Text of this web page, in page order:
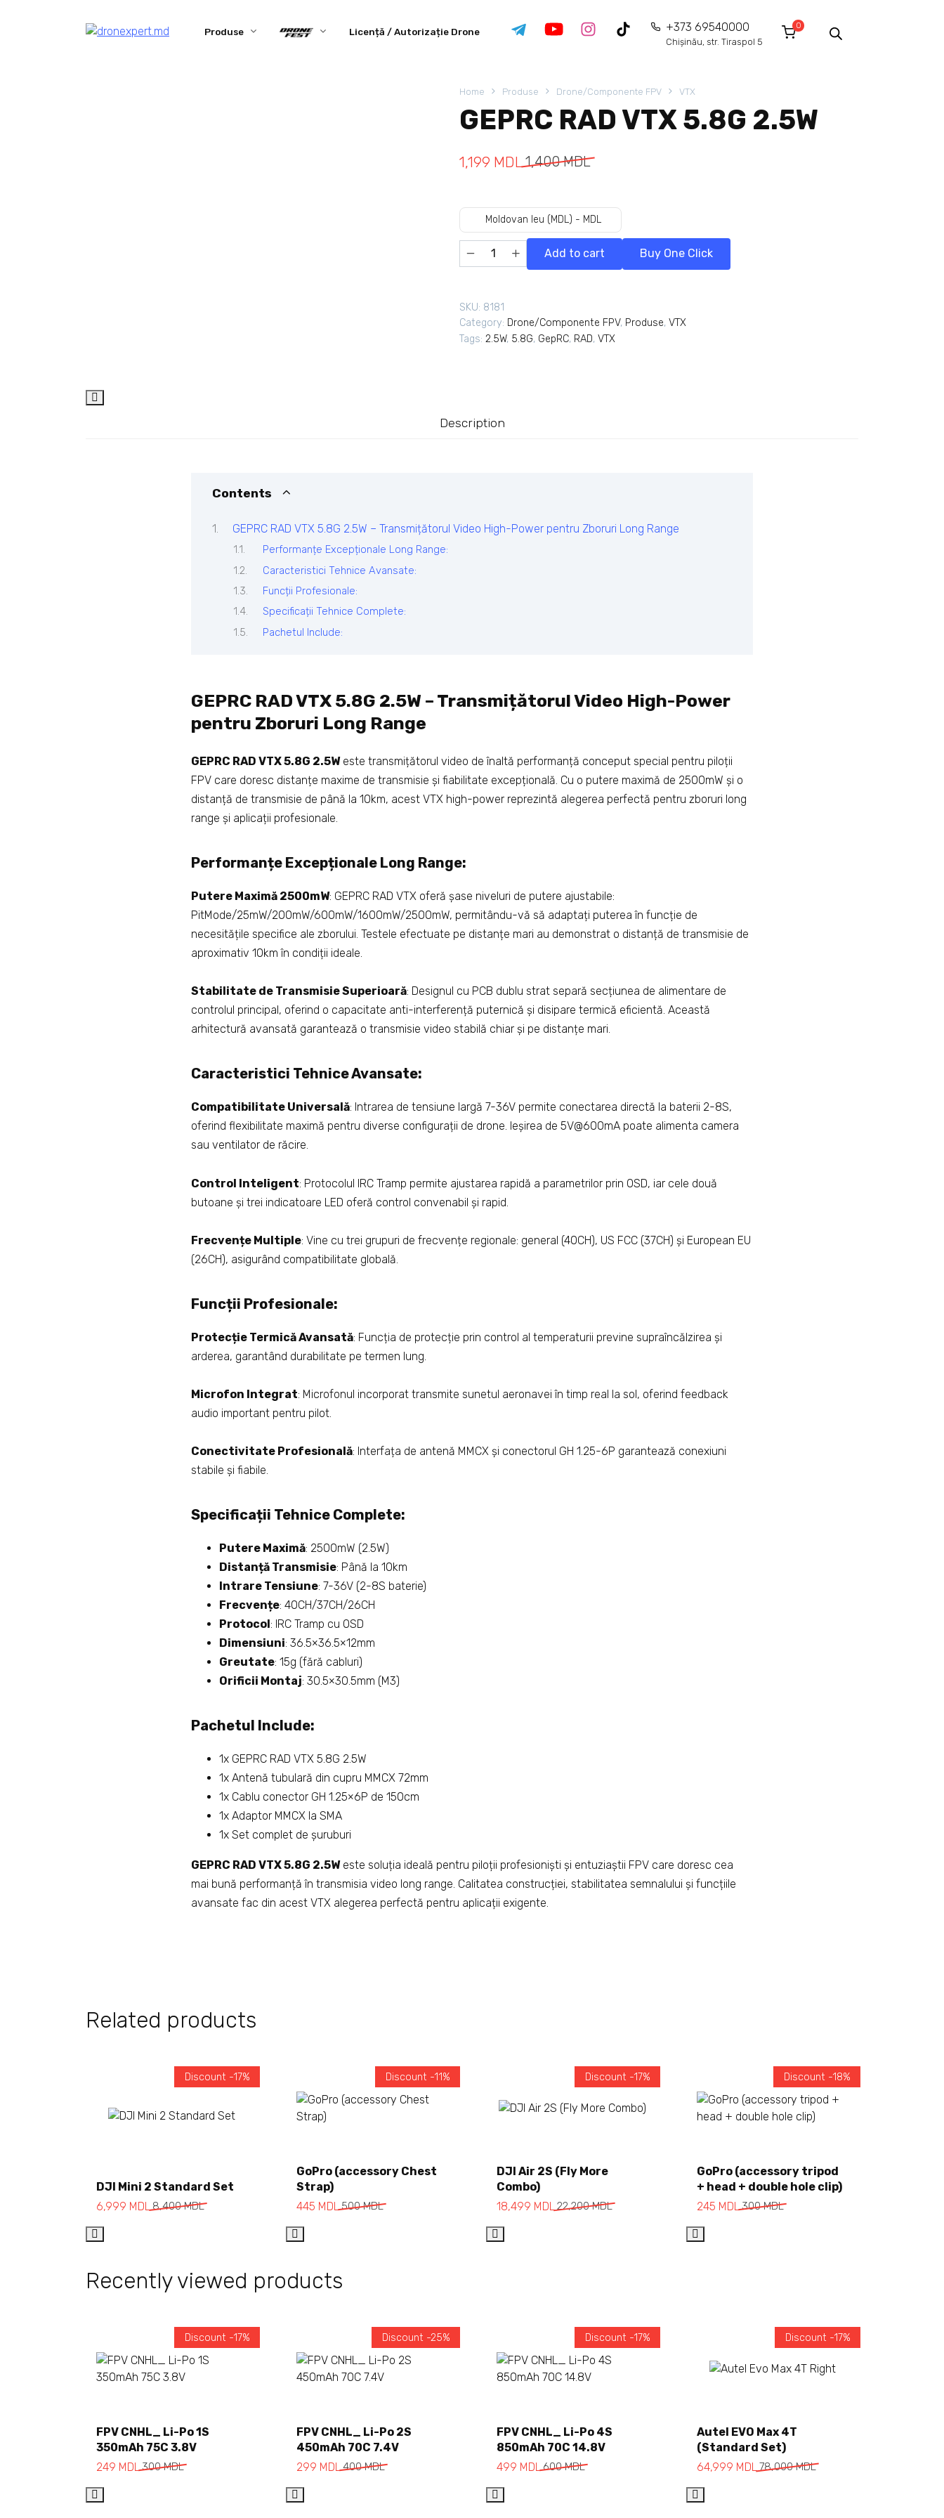
Produse Licență / Autorizație Drone +373 69540000
Chișinău, str. Tiraspol 5
0
Home Produse Drone/Componente FPV VTX
GEPRC RAD VTX 5.8G 2.5W
1,400MDL
1,199 MDL
Moldovan leu (MDL) - MDL
Add to cart Buy One Click
SKU: 8181
Category: Drone/Componente FPV, Produse, VTX
Tags: 2.5W, 5.8G, GepRC, RAD, VTX
Description
Contents
GEPRC RAD VTX 5.8G 2.5W – Transmițătorul Video High-Power pentru Zboruri Long Range
Performanțe Excepționale Long Range:
Caracteristici Tehnice Avansate:
Funcții Profesionale:
Specificații Tehnice Complete:
Pachetul Include:
GEPRC RAD VTX 5.8G 2.5W – Transmițătorul Video High-Power
pentru Zboruri Long Range
GEPRC RAD VTX 5.8G 2.5Weste transmițătorul video de înaltă performanță conceput special pentru piloții
FPV care doresc distanțe maxime de transmisie și fiabilitate excepțională. Cu o putere maximă de 2500mW și o
distanță de transmisie de până la 10km, acest VTX high-power reprezintă alegerea perfectă pentru zboruri long
range și aplicații profesionale.
Performanțe Excepționale Long Range:
Putere Maximă 2500mW: GEPRC RAD VTX oferă șase niveluri de putere ajustabile:
PitMode/25mW/200mW/600mW/1600mW/2500mW, permitându-vă să adaptați puterea în funcție de
necesitățile specifice ale zborului. Testele efectuate pe distanțe mari au demonstrat o distanță de transmisie de
aproximativ 10km în condiții ideale.
Stabilitate de Transmisie Superioară: Designul cu PCB dublu strat separă secțiunea de alimentare de
controlul principal, oferind o capacitate anti-interferență puternică și disipare termică eficientă. Această
arhitectură avansată garantează o transmisie video stabilă chiar și pe distanțe mari.
Caracteristici Tehnice Avansate:
Compatibilitate Universală: Intrarea de tensiune largă 7-36V permite conectarea directă la baterii 2-8S,
oferind flexibilitate maximă pentru diverse configurații de drone. Ieșirea de 5V@600mA poate alimenta camera
sau ventilator de răcire.
Control Inteligent: Protocolul IRC Tramp permite ajustarea rapidă a parametrilor prin OSD, iar cele două
butoane și trei indicatoare LED oferă control convenabil și rapid.
Frecvențe Multiple: Vine cu trei grupuri de frecvențe regionale: general (40CH), US FCC (37CH) și European EU
(26CH), asigurând compatibilitate globală.
Funcții Profesionale:
Protecție Termică Avansată: Funcția de protecție prin control al temperaturii previne supraîncălzirea și
arderea, garantând durabilitate pe termen lung.
Microfon Integrat: Microfonul incorporat transmite sunetul aeronavei în timp real la sol, oferind feedback
audio important pentru pilot.
Conectivitate Profesională: Interfața de antenă MMCX și conectorul GH 1.25-6P garantează conexiuni
stabile și fiabile.
Specificații Tehnice Complete:
Putere Maximă: 2500mW (2.5W)
Distanță Transmisie: Până la 10km
Intrare Tensiune: 7-36V (2-8S baterie)
Frecvențe: 40CH/37CH/26CH
Protocol: IRC Tramp cu OSD
Dimensiuni: 36.5×36.5×12mm
Greutate: 15g (fără cabluri)
Orificii Montaj: 30.5×30.5mm (M3)
Pachetul Include:
1x GEPRC RAD VTX 5.8G 2.5W
1x Antenă tubulară din cupru MMCX 72mm
1x Cablu conector GH 1.25×6P de 150cm
1x Adaptor MMCX la SMA
1x Set complet de șuruburi
GEPRC RAD VTX 5.8G 2.5Weste soluția ideală pentru piloții profesioniști și entuziaștii FPV care doresc cea
mai bună performanță în transmisia video long range. Calitatea construcției, stabilitatea semnalului și funcțiile
avansate fac din acest VTX alegerea perfectă pentru aplicații exigente.
Related products
Discount -17%
DJI Mini 2 Standard Set
8,400MDL
6,999 MDL
Add to cart
Discount -11%
GoPro (accessory Chest
Strap)
500MDL
445 MDL
Discount -17%
DJI Air 2S (Fly More
Combo)
22,200MDL
18,499 MDL
Add to cart
Discount -18%
GoPro (accessory tripod
+ head + double hole clip)
300MDL
245 MDL
Recently viewed products
Add to cart
Discount -17%
FPV CNHL_ Li-Po 1S
350mAh 75C 3.8V
300MDL
249 MDL
Add to cart
Discount -25%
FPV CNHL_ Li-Po 2S
450mAh 70C 7.4V
400MDL
299 MDL
Add to cart
Discount -17%
FPV CNHL_ Li-Po 4S
850mAh 70C 14.8V
600MDL
499 MDL
Discount -17%
Autel EVO Max 4T
(Standard Set)
78,000MDL
64,999 MDL